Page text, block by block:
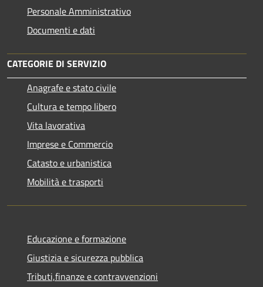
Personale Amministrativo
Documenti e dati
CATEGORIE DI SERVIZIO
Anagrafe e stato civile
Cultura e tempo libero
Vita lavorativa
Imprese e Commercio
Catasto e urbanistica
Mobilità e trasporti
Educazione e formazione
Giustizia e sicurezza pubblica
Tributi,finanze e contravvenzioni